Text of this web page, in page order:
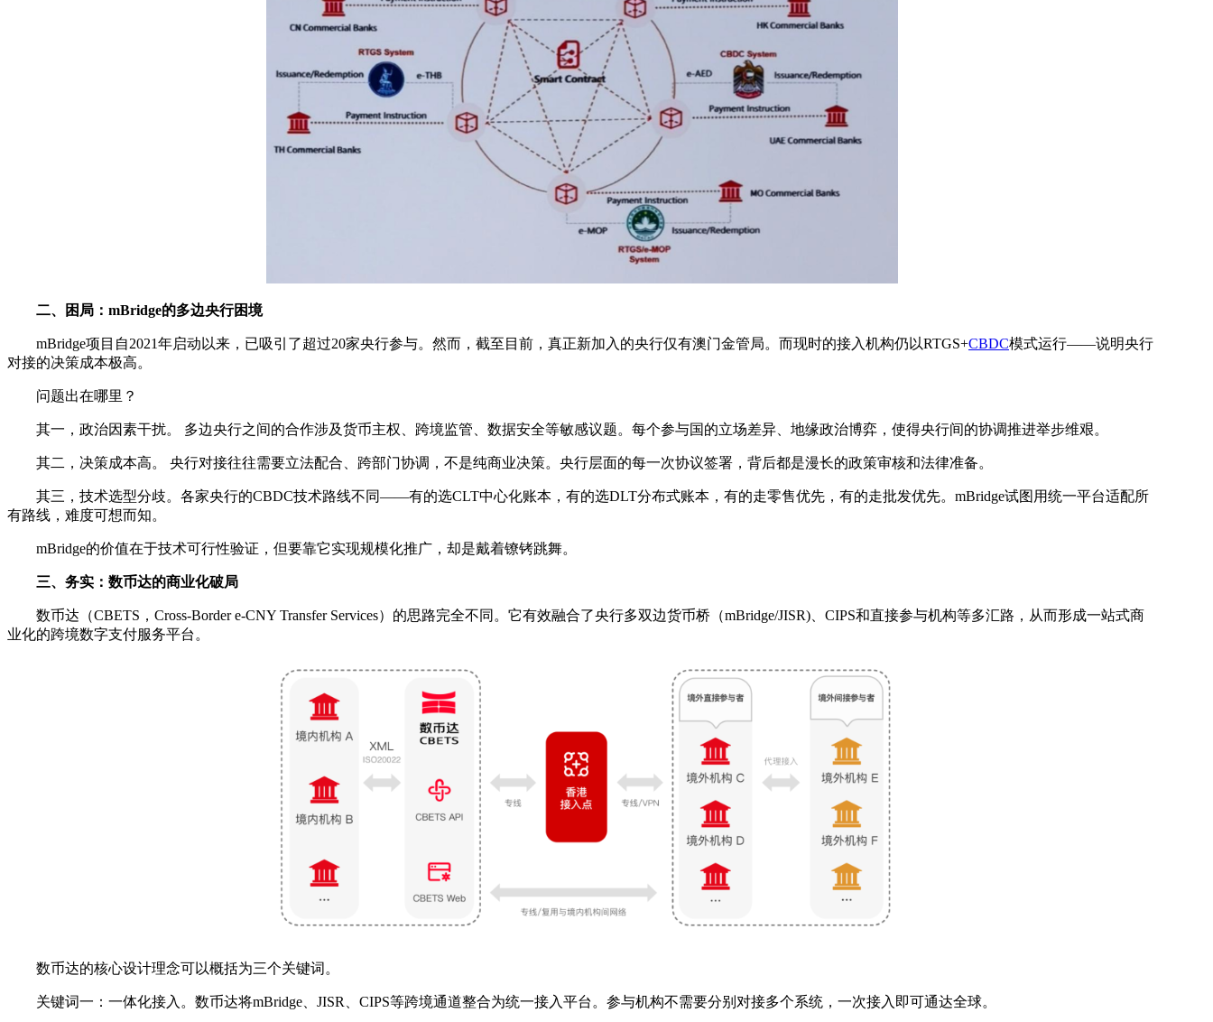
二、困局：mBridge的多边央行困境
mBridge项目自2021年启动以来，已吸引了超过20家央行参与。然而，截至目前，真正新加入的央行仅有澳门金管局。而现时的接入机构仍以RTGS+CBDC模式运行——说明央行
对接的决策成本极高。
问题出在哪里？
其一，政治因素干扰。 多边央行之间的合作涉及货币主权、跨境监管、数据安全等敏感议题。每个参与国的立场差异、地缘政治博弈，使得央行间的协调推进举步维艰。
其二，决策成本高。 央行对接往往需要立法配合、跨部门协调，不是纯商业决策。央行层面的每一次协议签署，背后都是漫长的政策审核和法律准备。
其三，技术选型分歧。各家央行的CBDC技术路线不同——有的选CLT中心化账本，有的选DLT分布式账本，有的走零售优先，有的走批发优先。mBridge试图用统一平台适配所
有路线，难度可想而知。
mBridge的价值在于技术可行性验证，但要靠它实现规模化推广，却是戴着镣铐跳舞。
三、务实：数币达的商业化破局
数币达（CBETS，Cross-Border e-CNY Transfer Services）的思路完全不同。它有效融合了央行多双边货币桥（mBridge/JISR)、CIPS和直接参与机构等多汇路，从而形成一站式商
业化的跨境数字支付服务平台。
数币达的核心设计理念可以概括为三个关键词。
关键词一：一体化接入。数币达将mBridge、JISR、CIPS等跨境通道整合为统一接入平台。参与机构不需要分别对接多个系统，一次接入即可通达全球。